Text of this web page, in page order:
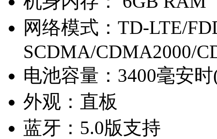
网络模式： TD-LTE/
SCDMA/CDMA2000/
电池容量： 3400毫安
外观： 直板
蓝牙： 5.0版支持